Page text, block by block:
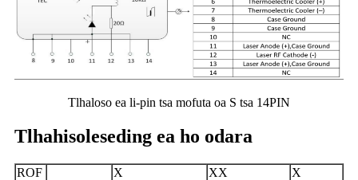
Tlhaloso ea li-pin tsa mofuta oa S tsa 14PIN
Tlhahisoleseding ea ho odara
ROF X XX
X